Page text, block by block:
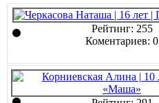
Рейтинг: 255
Коментариев: 0